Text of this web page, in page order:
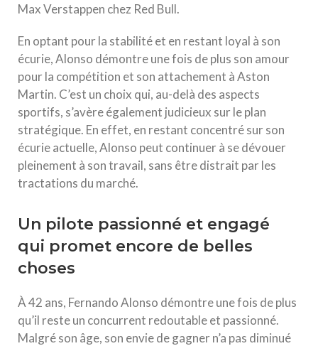
Max Verstappen chez Red Bull.
En optant pour la stabilité et en restant loyal à son
écurie, Alonso démontre une fois de plus son amour
pour la compétition et son attachement à Aston
Martin. C’est un choix qui, au-delà des aspects
sportifs, s’avère également judicieux sur le plan
stratégique. En effet, en restant concentré sur son
écurie actuelle, Alonso peut continuer à se dévouer
pleinement à son travail, sans être distrait par les
tractations du marché.
Un pilote passionné et engagé
qui promet encore de belles
choses
À 42 ans, Fernando Alonso démontre une fois de plus
qu’il reste un concurrent redoutable et passionné.
Malgré son âge, son envie de gagner n’a pas diminué